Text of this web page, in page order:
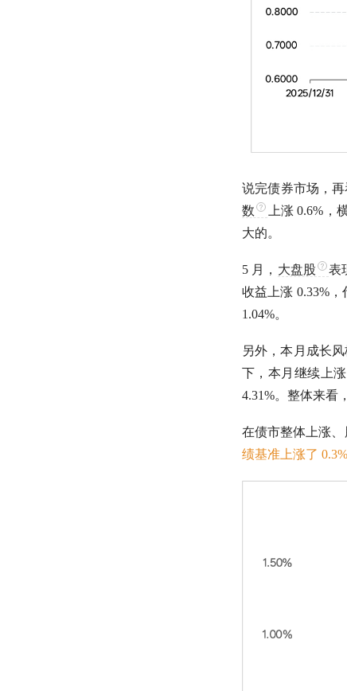
说完债券市场，
数
上涨 0.6%
大的。
5 月， 大盘股 表
收益上涨 0.33%
1.04%。
另外，本月成长
下，本月继续上
4.31%。整体来看
在债市整体上涨
绩基准上涨了 0.3%